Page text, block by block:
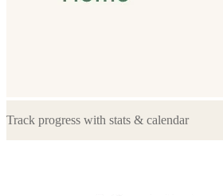
Track progress with stats & calendar